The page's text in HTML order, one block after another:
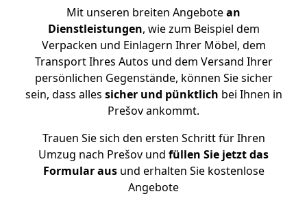
Mit unseren breiten Angebotean
Dienstleistungen, wie zum Beispiel dem
Verpacken und Einlagern Ihrer Möbel, dem
Transport Ihres Autos und dem Versand Ihrer
persönlichen Gegenstände, können Sie sicher
sein, dass alles sicher und pünktlich bei Ihnen in
Prešov ankommt.
Trauen Sie sich den ersten Schritt für Ihren
Umzug nach Prešov und füllen Sie jetzt das
Formular ausund erhalten Sie kostenlose
Angebote